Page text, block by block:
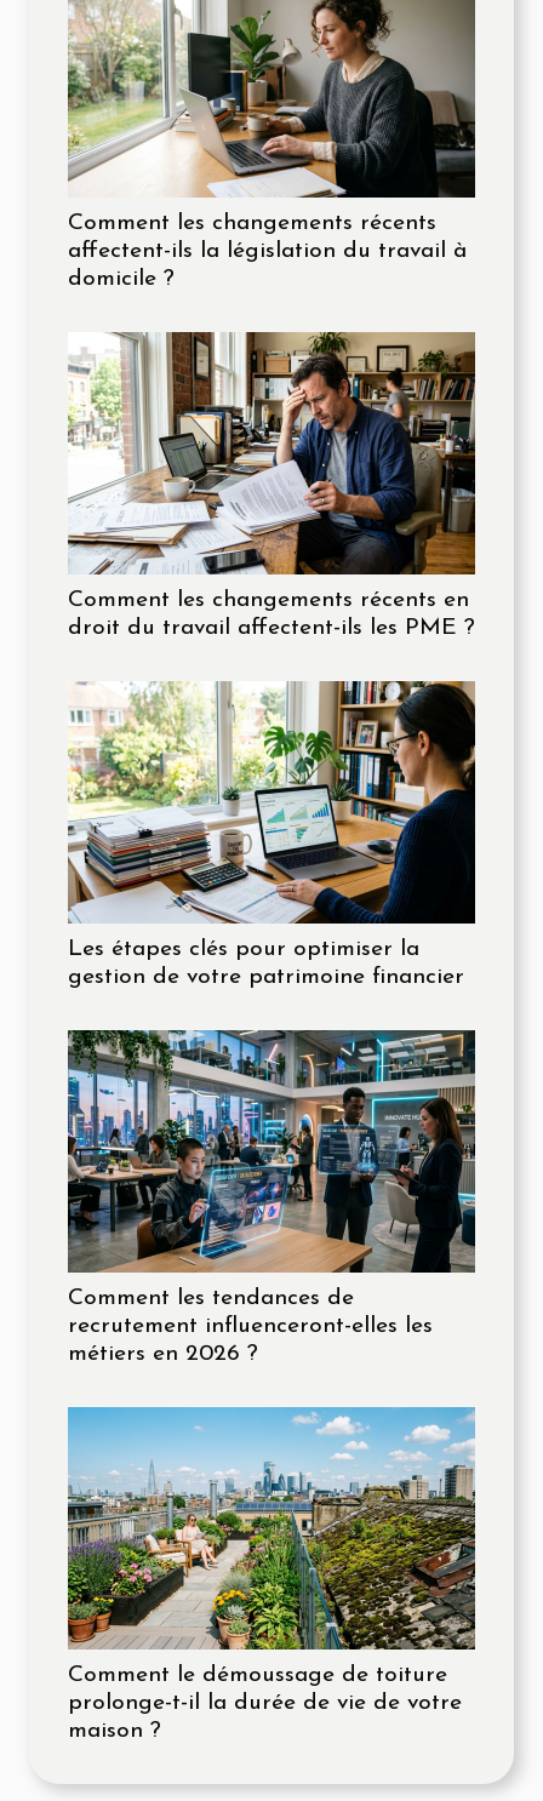
Comment les changements récents
affectent-ils la législation du travail à
domicile ?
Comment les changements récents en
droit du travail affectent-ils les PME ?
Les étapes clés pour optimiser la
gestion de votre patrimoine financier
Comment les tendances de
recrutement influenceront-elles les
métiers en 2026 ?
Comment le démoussage de toiture
prolonge-t-il la durée de vie de votre
maison ?